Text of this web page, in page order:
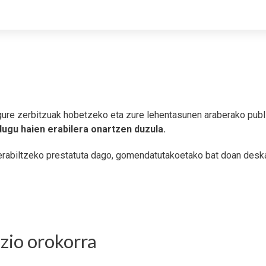
zerbitzuak hobetzeko eta zure lehentasunen araberako
haien erabilera onartzen duzula.
prestatuta dago, gomendatutakoetako bat doan
orokorra